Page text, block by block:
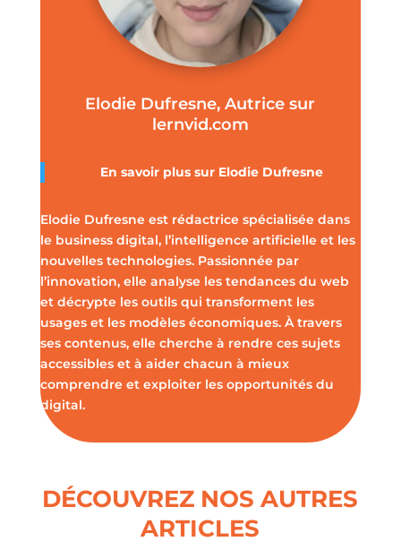
Elodie Dufresne, Autrice sur
lernvid.com
En savoir plus sur Elodie Dufresne
Elodie Dufresne est rédactrice spécialisée dans
le business digital, l’intelligence artificielle et les
nouvelles technologies. Passionnée par
l’innovation, elle analyse les tendances du web
et décrypte les outils qui transforment les
usages et les modèles économiques. À travers
ses contenus, elle cherche à rendre ces sujets
accessibles et à aider chacun à mieux
comprendre et exploiter les opportunités du
digital.
DÉCOUVREZ NOS AUTRES
ARTICLES